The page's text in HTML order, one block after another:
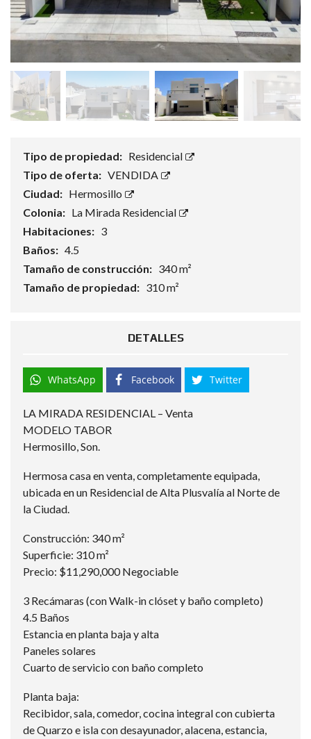
Tipo de propiedad: Residencial
Tipo de oferta: VENDIDA
Ciudad: Hermosillo
Colonia: La Mirada Residencial
Habitaciones: 3
Baños: 4.5
Tamaño de construcción: 340 m²
Tamaño de propiedad: 310 m²
DETALLES
WhatsApp Facebook Twitter
LA MIRADA RESIDENCIAL – Venta
MODELO TABOR
Hermosillo, Son.
Hermosa casa en venta, completamente equipada,
ubicada en un Residencial de Alta Plusvalía al Norte de
la Ciudad.
Construcción: 340 m²
Superficie: 310 m²
Precio: $11,290,000 Negociable
3 Recámaras (con Walk-in clóset y baño completo)
4.5 Baños
Estancia en planta baja y alta
Paneles solares
Cuarto de servicio con baño completo
Planta baja:
Recibidor, sala, comedor, cocina integral con cubierta
de Quarzo e isla con desayunador, alacena, estancia,